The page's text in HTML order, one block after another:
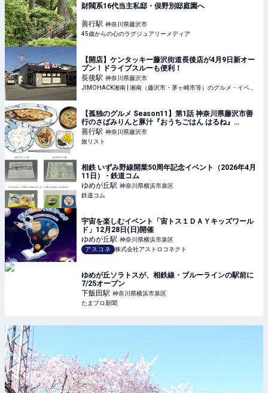
財閥系16代当主私邸・俣野別邸庭園へ
善行駅 神奈川県藤沢市
45歳からの心のラグジュアリーメディア
【開店】ケンタッキー藤沢街道長後店が4月9日新オー
プン！ドライブスルーも便利！
長後駅 神奈川県藤沢市
【孤独のグルメ Season11】第1話 神奈川県藤沢市善
行のさばみりんと豚汁『おうちごはん はるね』
2026/4/3放送|旅リスト
善行駅 神奈川県藤沢市
旅リスト
相鉄 いずみ野線開業50周年記念イベント（2026年4月
11日） - 鉄道コム
ゆめが丘駅 神奈川県横浜市泉区
鉄道コム
宇宙を楽しむイベント「宙トス１ＤＡＹキッズワール
ド」12月28日(日)開催
ゆめが丘駅 神奈川県横浜市泉区
アスコネ
株式会社アストロコネクト
ゆめが丘ソラトスが、相鉄線・ブルーラインの駅前に
7/25オープン
下飯田駅 神奈川県横浜市泉区
たまプロ新聞